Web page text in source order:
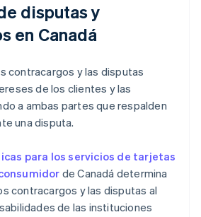
disputas y
en Canadá
contracargos y las disputas
de los clientes y las
a ambas partes que respalden
una disputa.
para los servicios de tarjetas
de Canadá determina
contracargos y las disputas al
de las instituciones